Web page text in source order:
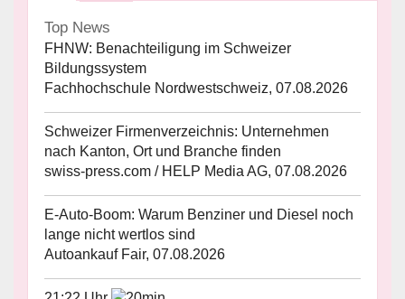
Top News
FHNW: Benachteiligung im Schweizer
Bildungssystem
Fachhochschule Nordwestschweiz, 07.08.2026
Schweizer Firmenverzeichnis: Unternehmen
nach Kanton, Ort und Branche finden
swiss-press.com / HELP Media AG, 07.08.2026
E-Auto-Boom: Warum Benziner und Diesel noch
lange nicht wertlos sind
Autoankauf Fair, 07.08.2026